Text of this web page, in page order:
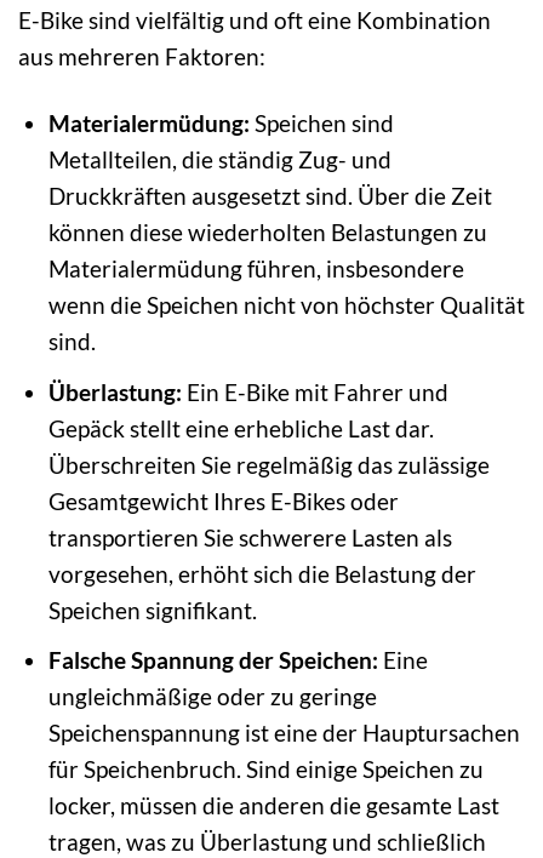
E-Bike sind vielfältig und oft eine Kombination
aus mehreren Faktoren:
Materialermüdung: Speichen sind
Metallteilen, die ständig Zug- und
Druckkräften ausgesetzt sind. Über die Zeit
können diese wiederholten Belastungen zu
Materialermüdung führen, insbesondere
wenn die Speichen nicht von höchster Qualität
sind.
Überlastung: Ein E-Bike mit Fahrer und
Gepäck stellt eine erhebliche Last dar.
Überschreiten Sie regelmäßig das zulässige
Gesamtgewicht Ihres E-Bikes oder
transportieren Sie schwerere Lasten als
vorgesehen, erhöht sich die Belastung der
Speichen signifikant.
Falsche Spannung der Speichen: Eine
ungleichmäßige oder zu geringe
Speichenspannung ist eine der Hauptursachen
für Speichenbruch. Sind einige Speichen zu
locker, müssen die anderen die gesamte Last
tragen, was zu Überlastung und schließlich